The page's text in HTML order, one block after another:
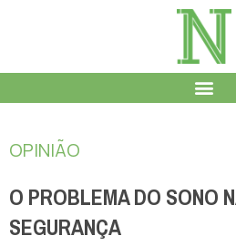
OPINIÃO
O PROBLEMA DO SONO
SEGURANÇA